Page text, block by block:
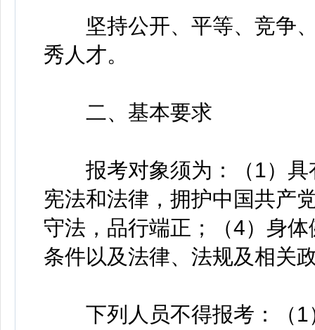
坚持公开、平等、竞争、
秀人才。
二、基本要求
报考对象须为：（1）具
宪法和法律，拥护中国共产
守法，品行端正；（4）身
条件以及法律、法规及相关
下列人员不得报考：（1